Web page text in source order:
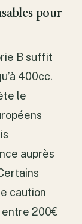
pour
B suffit
400cc.
le
auprès
caution
200€